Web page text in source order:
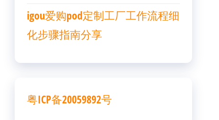
igou爱购pod定制工厂工作流程细
化步骤指南分享
粤ICP备20059892号